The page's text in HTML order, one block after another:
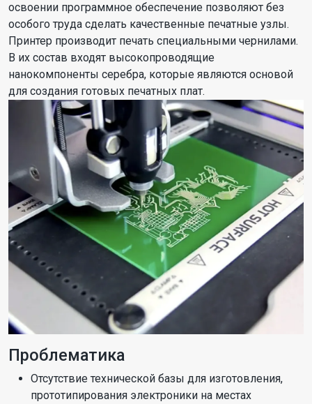
освоении программное обеспечение позволяют без
особого труда сделать качественные печатные узлы.
Принтер производит печать специальными чернилами.
В их состав входят высокопроводящие
нанокомпоненты серебра, которые являются основой
для создания готовых печатных плат.
Проблематика
Отсутствие технической базы для изготовления,
прототипирования электроники на местах